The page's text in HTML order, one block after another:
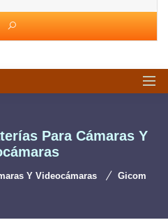
Para Cámaras Y
Y Videocámaras Gicom